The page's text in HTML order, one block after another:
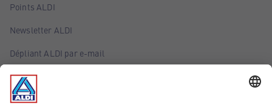
Points ALDI
Newsletter ALDI
Dépliant ALDI par e-mail
Offres
Infos essentielles